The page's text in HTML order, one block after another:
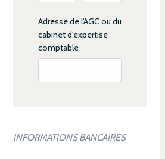
Adresse de l'AGC ou du
cabinet d'expertise
comptable
INFORMATIONS BANCAIRES